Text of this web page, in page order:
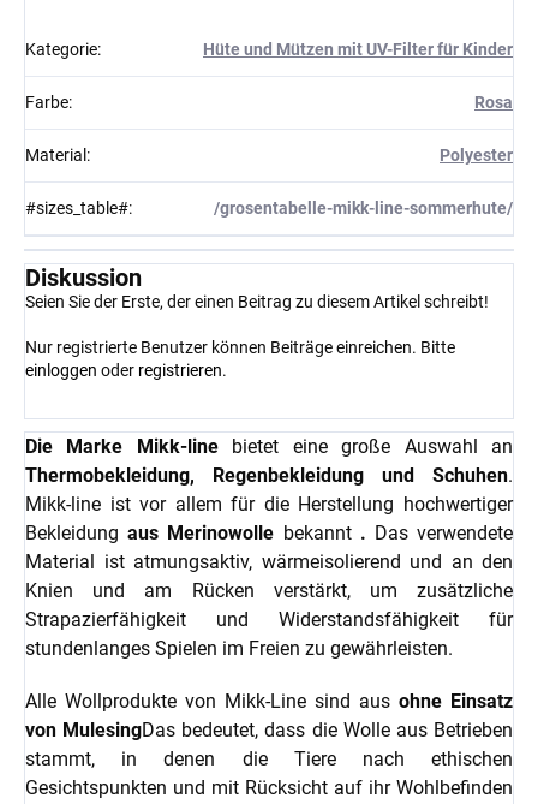
Kategorie: Hüte und Mützen mit UV-Filter für Kinder
Farbe: Rosa
Material : Polyester
#sizes_table#: /grosentabelle-mikk-line-sommerhute/
Diskussion
Seien Sie der Erste, der einen Beitrag zu diesem Artikel schreibt!
Nur registrierte Benutzer können Beiträge einreichen. Bitte
einloggen oder registrieren.
Die Marke Mikk-linebietet eine große Auswahl an
Thermobekleidung, Regenbekleidung und Schuhen.
Mikk-line ist vor allem für die Herstellung hochwertiger
Bekleidungaus Merinowolle bekannt . Das verwendete
Material ist atmungsaktiv, wärmeisolierend und an den
Knien und am Rücken verstärkt, um zusätzliche
Strapazierfähigkeit und Widerstandsfähigkeit für
stundenlanges Spielen im Freien zu gewährleisten.
Alle Wollprodukte von Mikk-Line sind aus ohne Einsatz
von MulesingDas bedeutet, dass die Wolle aus Betrieben
stammt, in denen die Tiere nach ethischen
Gesichtspunkten und mit Rücksicht auf ihr Wohlbefinden